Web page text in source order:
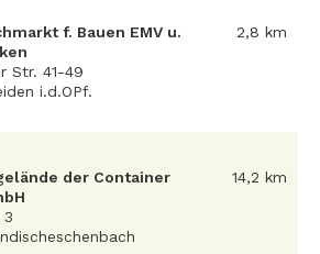
f. Bauen EMV u.
Str. 41-49
i.d.OPf.
2,8 km
der Container
3
14,2 km